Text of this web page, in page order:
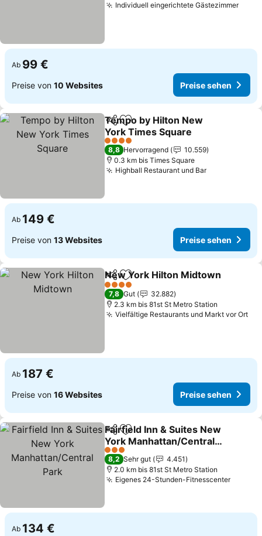
Individuell eingerichtete Gästezimmer
Ab 99 €
Preise von 10 Websites Preise sehen
TeilenZu Favoriten hinzufügen
Tempo by Hilton New
York Times Square
Preise sehen
4 Sterne
8,8 Hervorragend
10.559
0.3 km bis Times Square
Highball Restaurant und BarPreise sehen
Ab 149 €
Preise von 13 Websites Preise sehen
TeilenZu Favoriten hinzufügen
New York Hilton Midtown
4 Sterne
7,8 Gut
32.882
2.3 km bis 81st St Metro Station
Vielfältige Restaurants und Markt vor Ort
Ab 187 €
Preise von 16 Websites Preise sehen
TeilenZu Favoriten hinzufügen
Fairfield Inn & Suites New
York Manhattan/Central
Park
Preise sehen
3 Sterne
8,2 Sehr gut
4.451
2.0 km bis 81st St Metro Station
Eigenes 24-Stunden-FitnesscenterPreise
Ab 134 €